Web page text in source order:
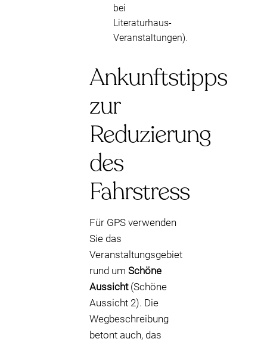
bei
Literaturhaus-
Veranstaltungen).
Ankunftstipps
zur
Reduzierung
des
Fahrstress
Für GPS verwenden
Sie das
Veranstaltungsgebiet
rund um Schöne
Aussicht(Schöne
Aussicht 2). Die
Wegbeschreibung
betont auch, das